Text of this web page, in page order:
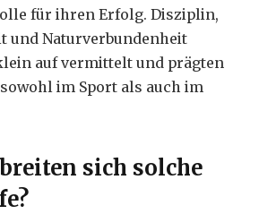
für ihren Erfolg. Disziplin,
und Naturverbundenheit
auf vermittelt und prägten
im Sport als auch im
sich solche